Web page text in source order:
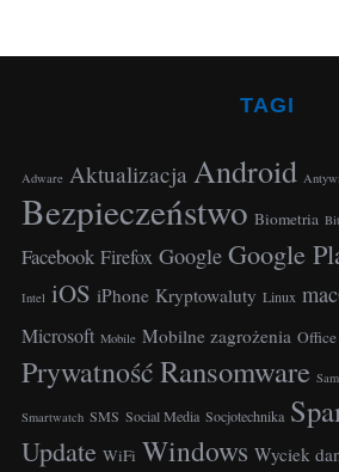
TAGI
Adware Aktualizacja Android
Bezpieczeństwo Biometria
Facebook Firefox Google Google
Intel iOS iPhone Kryptowaluty Linux
Microsoft Mobile Mobilne zagrożenia Office
PrywatnośćRansomware
Smartwatch SMS Social Media Socjotechnika
Update WiFi Windows Wyciek